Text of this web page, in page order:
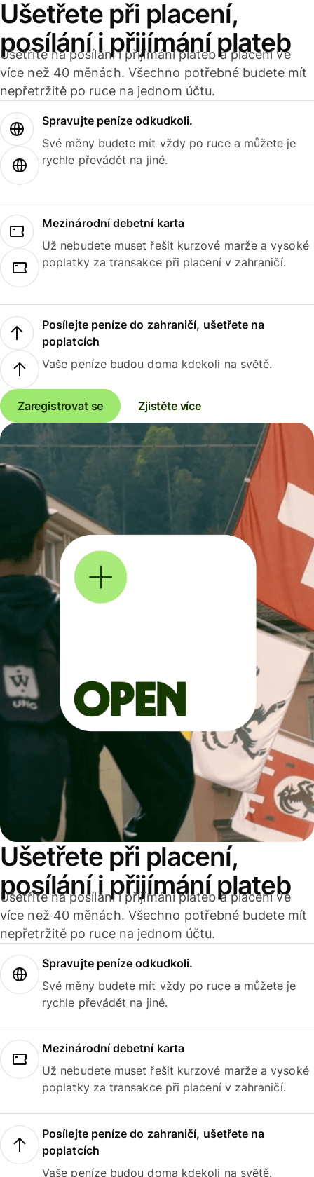
Ušetřete při placení,
posílání i přijímání plateb
Ušetříte na posílání i přijímání plateb a placení ve
více než 40 měnách. Všechno potřebné budete mít
nepřetržitě po ruce na jednom účtu.
Spravujte peníze odkudkoli.
Své měny budete mít vždy po ruce a můžete je
rychle převádět na jiné.
Mezinárodní debetní karta
Už nebudete muset řešit kurzové marže a vysoké
poplatky za transakce při placení v zahraničí.
Posílejte peníze do zahraničí, ušetřete na
poplatcích
Vaše peníze budou doma kdekoli na světě.
Zaregistrovat se Zjistěte více
Ušetřete při placení,
posílání i přijímání plateb
Ušetříte na posílání i přijímání plateb a placení ve
více než 40 měnách. Všechno potřebné budete mít
nepřetržitě po ruce na jednom účtu.
Spravujte peníze odkudkoli.
Své měny budete mít vždy po ruce a můžete je
rychle převádět na jiné.
Mezinárodní debetní karta
Už nebudete muset řešit kurzové marže a vysoké
poplatky za transakce při placení v zahraničí.
Posílejte peníze do zahraničí, ušetřete na
poplatcích
Vaše peníze budou doma kdekoli na světě.